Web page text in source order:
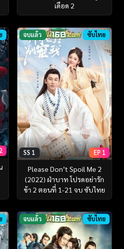
เดือด 2
จบแล้ว ซับไทย
SS 1 EP 1
Please Don’t Spoil Me 2
(2022) ฝ่าบาท โปรดอย่ารัก
ข้า 2 ตอนที่ 1-21 จบ ซับไทย
จบแล้ว ซับไทย